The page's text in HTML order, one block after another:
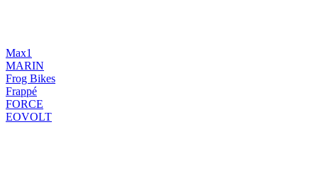
Max1
MARIN
Frog Bikes
Frappé
FORCE
EOVOLT